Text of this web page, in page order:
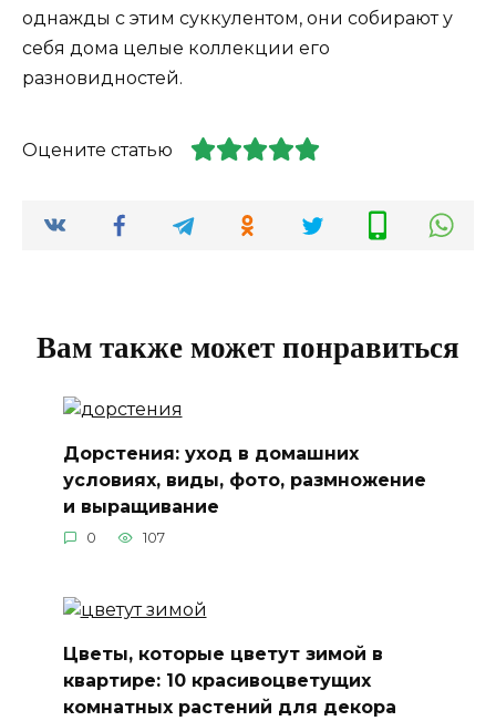
однажды с этим суккулентом, они собирают у
себя дома целые коллекции его
разновидностей.
Оцените статью
Вам также может понравиться
Дорстения: уход в домашних
условиях, виды, фото, размножение
и выращивание
0 107
Цветы, которые цветут зимой в
квартире: 10 красивоцветущих
комнатных растений для декора